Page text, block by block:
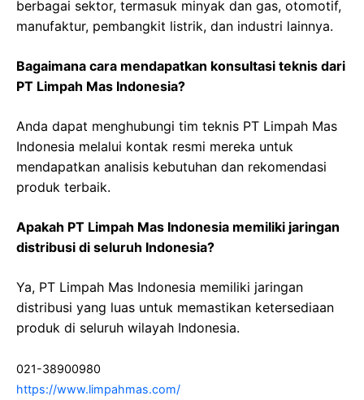
berbagai sektor, termasuk minyak dan gas, otomotif,
manufaktur, pembangkit listrik, dan industri lainnya.
Bagaimana cara mendapatkan konsultasi teknis dari
PT Limpah Mas Indonesia?
Anda dapat menghubungi tim teknis PT Limpah Mas
Indonesia melalui kontak resmi mereka untuk
mendapatkan analisis kebutuhan dan rekomendasi
produk terbaik.
Apakah PT Limpah Mas Indonesia memiliki jaringan
distribusi di seluruh Indonesia?
Ya, PT Limpah Mas Indonesia memiliki jaringan
distribusi yang luas untuk memastikan ketersediaan
produk di seluruh wilayah Indonesia.
021-38900980
https://www.limpahmas.com/